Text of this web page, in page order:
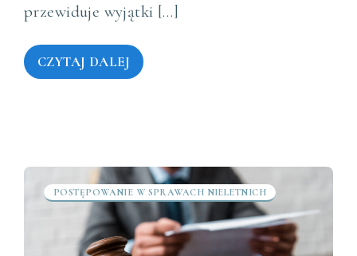
przewiduje wyjątki […]
CZYTAJ DALEJ
POSTĘPOWANIE W SPRAWACH NIELETNICH